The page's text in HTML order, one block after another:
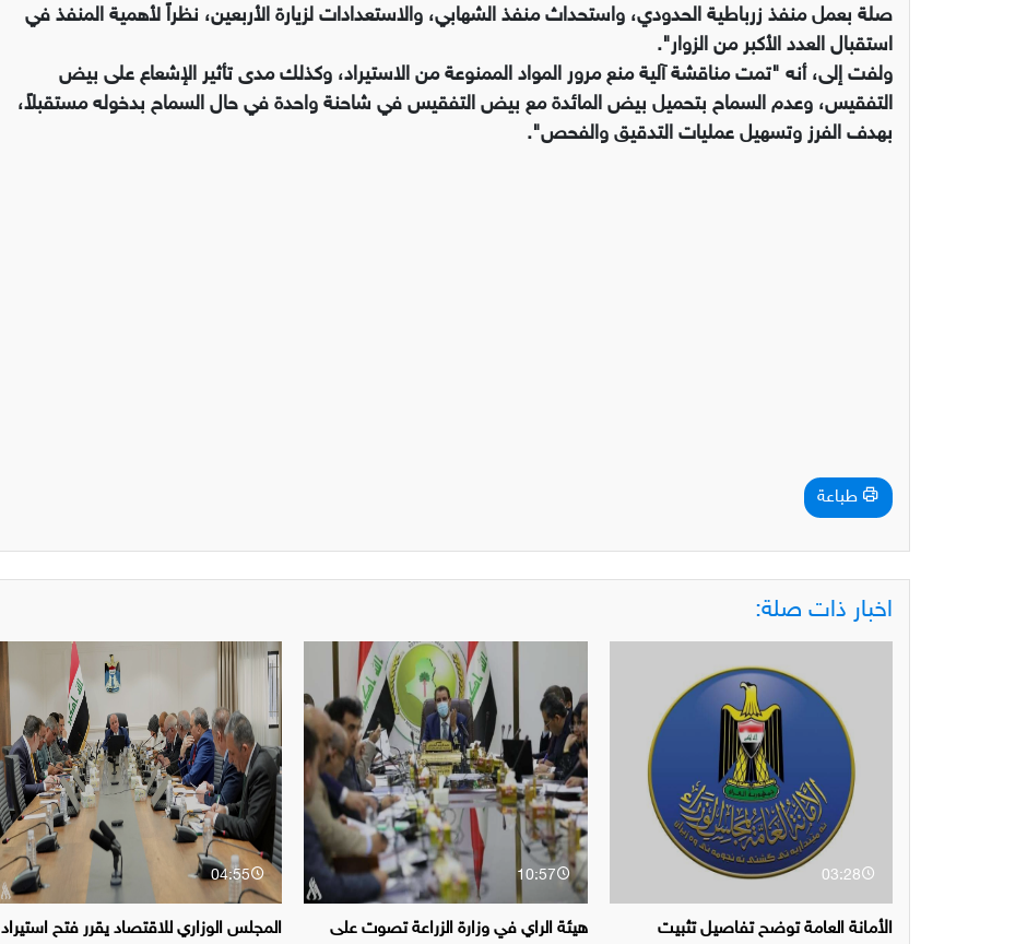
صلة بعمل منفذ زرباطية الحدودي، واستحداث منفذ الشهابي، والاستعدادات لزيارة الأربعين، نظراً لأهمية المنفذ في
استقبال العدد الأكبر من الزوار".
ولفت إلى، أنه "تمت مناقشة آلية منع مرور المواد الممنوعة من الاستيراد، وكذلك مدى تأثير الإشعاع على بيض
التفقيس، وعدم السماح بتحميل بيض المائدة مع بيض التفقيس في شاحنة واحدة في حال السماح بدخوله مستقبلاً،
بهدف الفرز وتسهيل عمليات التدقيق والفحص".
طباعة
اخبار ذات صلة:
03:28
الأمانة العامة توضح تفاصيل تثبيت
10:57
هيئة الراي في وزارة الزراعة تصوت على
04:55
المجلس الوزاري للاقتصاد يقرر فتح استيراد